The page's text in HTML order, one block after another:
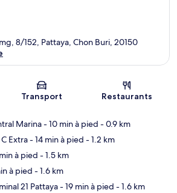
Carte
8/152, Pattaya, Chon Buri, 20150
Transport Restaurants
Marina- 10 min à pied - 0.9 km
Extra- 14 min à pied - 1.2 km
à pied - 1.5 km
à pied - 1.6 km
21 Pattaya- 19 min à pied - 1.6 km